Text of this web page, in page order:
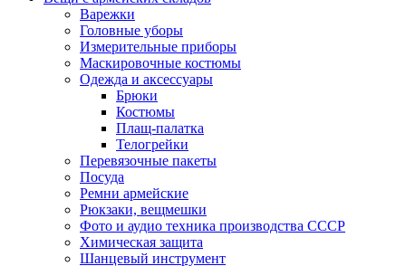
Варежки
Головные уборы
Измерительные приборы
Маскировочные костюмы
Одежда и аксессуары
Брюки
Костюмы
Плащ-палатка
Телогрейки
Перевязочные пакеты
Посуда
Ремни армейские
Рюкзаки, вещмешки
Фото и аудио техника производства СССР
Химическая защита
Шанцевый инструмент